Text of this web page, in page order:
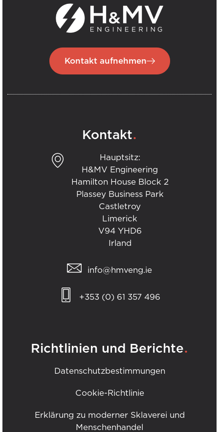
Kontakt aufnehmen
Kontakt.
Hauptsitz:
H&MV Engineering
Hamilton House Block 2
Plassey Business Park
Castletroy
Limerick
V94 YHD6
Irland
info@hmveng.ie
+353 (0) 61 357 496
Richtlinien und Berichte.
Datenschutzbestimmungen
Cookie-Richtlinie
Erklärung zu moderner Sklaverei und
Menschenhandel